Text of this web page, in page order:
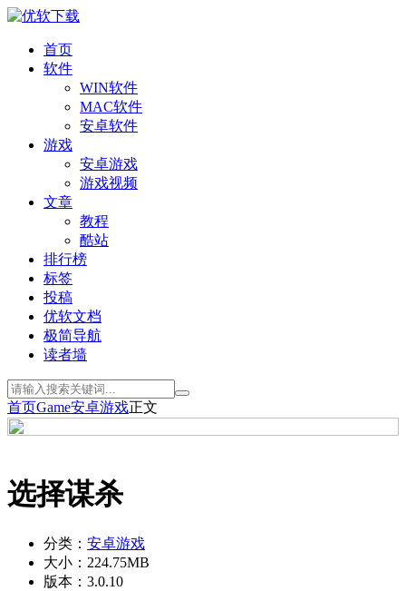
首页
软件
WIN软件
MAC软件
安卓软件
游戏
安卓游戏
游戏视频
文章
教程
酷站
排行榜
标签
投稿
优软文档
极简导航
读者墙
首页Game安卓游戏正文
选择谋杀
分类： 安卓游戏
大小： 224.75MB
版本： 3.0.10